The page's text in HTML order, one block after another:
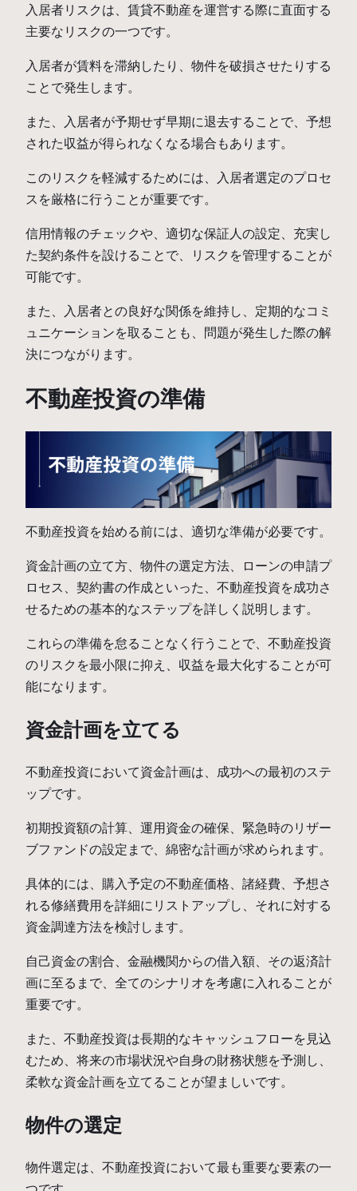
入居者リスクは、賃貸不動産を運営する際に直面する
主要なリスクの一つです。
入居者が賃料を滞納したり、物件を破損させたりする
ことで発生します。
また、入居者が予期せず早期に退去することで、予想
された収益が得られなくなる場合もあります。
このリスクを軽減するためには、入居者選定のプロセ
スを厳格に行うことが重要です。
信用情報のチェックや、適切な保証人の設定、充実し
た契約条件を設けることで、リスクを管理することが
可能です。
また、入居者との良好な関係を維持し、定期的なコミ
ュニケーションを取ることも、問題が発生した際の解
決につながります。
不動産投資の準備
不動産投資を始める前には、適切な準備が必要です。
資金計画の立て方、物件の選定方法、ローンの申請プ
ロセス、契約書の作成といった、不動産投資を成功さ
せるための基本的なステップを詳しく説明します。
これらの準備を怠ることなく行うことで、不動産投資
のリスクを最小限に抑え、収益を最大化することが可
能になります。
資金計画を立てる
不動産投資において資金計画は、成功への最初のステ
ップです。
初期投資額の計算、運用資金の確保、緊急時のリザー
ブファンドの設定まで、綿密な計画が求められます。
具体的には、購入予定の不動産価格、諸経費、予想さ
れる修繕費用を詳細にリストアップし、それに対する
資金調達方法を検討します。
自己資金の割合、金融機関からの借入額、その返済計
画に至るまで、全てのシナリオを考慮に入れることが
重要です。
また、不動産投資は長期的なキャッシュフローを見込
むため、将来の市場状況や自身の財務状態を予測し、
柔軟な資金計画を立てることが望ましいです。
物件の選定
物件選定は、不動産投資において最も重要な要素の一